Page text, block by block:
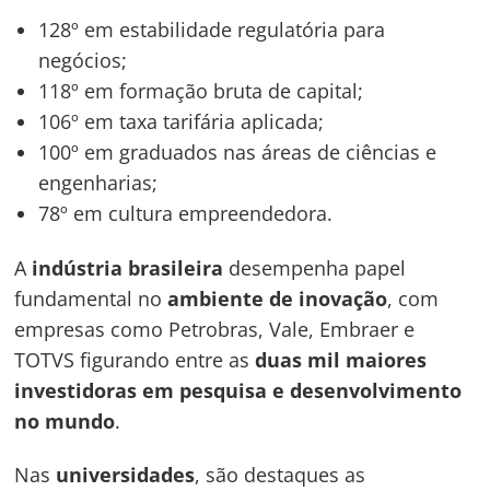
128º em estabilidade regulatória para
negócios;
118º em formação bruta de capital;
106º em taxa tarifária aplicada;
100º em graduados nas áreas de ciências e
engenharias;
78º em cultura empreendedora.
A indústria brasileira desempenha papel
fundamental noambiente de inovação, com
empresas como Petrobras, Vale, Embraer e
TOTVS figurando entre asduas mil maiores
investidoras em pesquisa e desenvolvimento
no mundo.
Nas universidades, são destaques as